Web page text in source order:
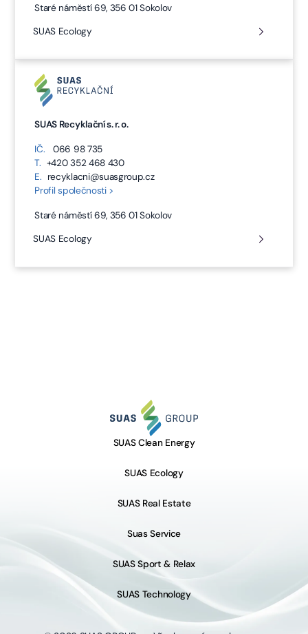
Staré náměstí 69, 356 01 Sokolov
SUAS Ecology
SUAS Recyklační s. r. o.
IČ.
066 98 735
T. +420 352 468 430
E. recyklacni@suasgroup.cz
Profil společnosti >
Staré náměstí 69, 356 01 Sokolov
SUAS Ecology
SUAS Clean Energy
SUAS Ecology
SUAS Real Estate
Suas Service
SUAS Sport & Relax
SUAS Technology